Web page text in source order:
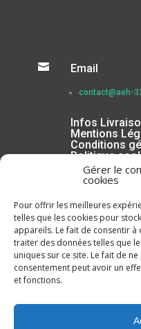
Gérer le
cookies
Pour offrir les meilleures
telles que les cookies pour
appareils. Le fait de consentir
traiter des données telles que
uniques sur ce site. Le fait de
consentement peut avoir un
et fonctions.
 Email
contact@aeh-
Infos
Mentions
Conditions
Politique